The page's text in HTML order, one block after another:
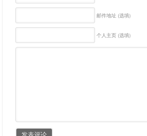
邮件地址 (选填)
个人主页 (选填)